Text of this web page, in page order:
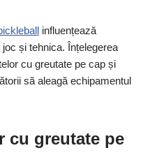
influențează
și tehnica. Înțelegerea
cu greutate pe cap și
să aleagă echipamentul
cu greutate pe